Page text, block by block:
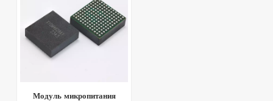
Модуль микропитания